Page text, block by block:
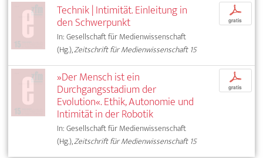
Technik | Intimität. Einleitung in
den Schwerpunkt
In: Gesellschaft für Medienwissenschaft
(Hg.),Zeitschrift für Medienwissenschaft 15
p
gratis
»Der Mensch ist ein
Durchgangsstadium der
Evolution«. Ethik, Autonomie und
Intimität in der Robotik
In: Gesellschaft für Medienwissenschaft
(Hg.),Zeitschrift für Medienwissenschaft 15
p
gratis